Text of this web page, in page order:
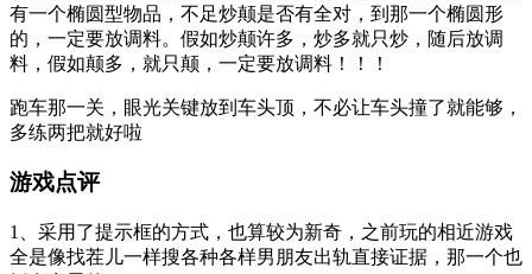
有一个椭圆型物品，不足炒颠是否有全对，到那一个椭圆形
的，一定要放调料。假如炒颠许多，炒多就只炒，随后放调
料，假如颠多，就只颠，一定要放调料！！！
跑车那一关，眼光关键放到车头顶，不必让车头撞了就能够，
多练两把就好啦
游戏点评
1、采用了提示框的方式，也算较为新奇，之前玩的相近游戏
全是像找茬儿一样搜各种各样男朋友出轨直接证据，那一个也